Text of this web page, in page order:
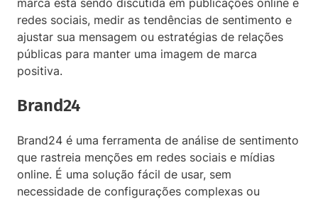
redes sociais, medir as tendências de sentimento e
ajustar sua mensagem ou estratégias de relações
públicas para manter uma imagem de marca
positiva.
Brand24
Brand24 é uma ferramenta de análise de sentimento
que rastreia menções em redes sociais e mídias
online. É uma solução fácil de usar, sem
necessidade de configurações complexas ou